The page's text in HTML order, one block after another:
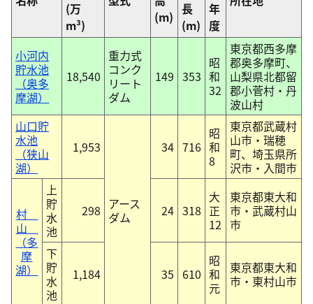
(万
m³)
(m) 長
(m)
年
度
小河内
貯水池
（奥多
摩湖）
18,540
重力式
コンク
リート
ダム
149 353
昭
和
32
東京都西多摩
郡奥多摩町、
山梨県北都留
郡小菅村・丹
波山村
山口貯
水池
（狭山
湖）
1,953
アース
ダム
34 716
昭
和
8
東京都武蔵村
山市・瑞穂
町、埼玉県所
沢市・入間市
村
山
（多
摩
湖）
上
貯
水
池
298 24 318
大
正
12
東京都東大和
市・武蔵村山
市
下
貯
水
池
1,184 35 610
昭
和
元
東京都東大和
市・東村山市